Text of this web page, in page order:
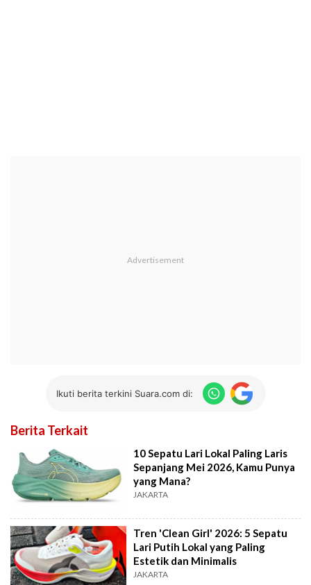
Ikuti berita terkini Suara.com di:
Berita Terkait
10 Sepatu Lari Lokal Paling Laris
Sepanjang Mei 2026, Kamu Punya
yang Mana?
JAKARTA
Tren 'Clean Girl' 2026: 5 Sepatu
Lari Putih Lokal yang Paling
Estetik dan Minimalis
JAKARTA